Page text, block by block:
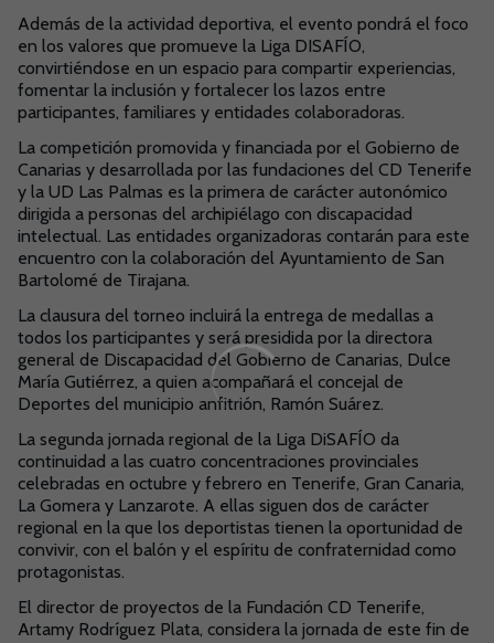
Además de la actividad deportiva, el evento pondrá el foco
en los valores que promueve la Liga DISAFÍO,
convirtiéndose en un espacio para compartir experiencias,
fomentar la inclusión y fortalecer los lazos entre
participantes, familiares y entidades colaboradoras.
La competición promovida y financiada por el Gobierno de
Canarias y desarrollada por las fundaciones del CD Tenerife
y la UD Las Palmas es la primera de carácter autonómico
dirigida a personas del archipiélago con discapacidad
intelectual. Las entidades organizadoras contarán para este
encuentro con la colaboración del Ayuntamiento de San
Bartolomé de Tirajana.
La clausura del torneo incluirá la entrega de medallas a
todos los participantes y será presidida por la directora
general de Discapacidad del Gobierno de Canarias, Dulce
María Gutiérrez, a quien acompañará el concejal de
Deportes del municipio anfitrión, Ramón Suárez.
La segunda jornada regional de la Liga DiSAFÍO da
continuidad a las cuatro concentraciones provinciales
celebradas en octubre y febrero en Tenerife, Gran Canaria,
La Gomera y Lanzarote. A ellas siguen dos de carácter
regional en la que los deportistas tienen la oportunidad de
convivir, con el balón y el espíritu de confraternidad como
protagonistas.
El director de proyectos de la Fundación CD Tenerife,
Artamy Rodríguez Plata, considera la jornada de este fin de